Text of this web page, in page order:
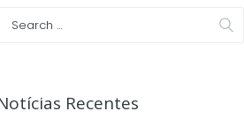
Recentes